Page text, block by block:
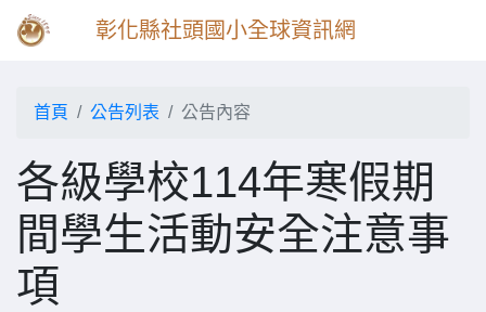
彰化縣社頭國小全球資訊網
首頁 公告列表 公告內容
各級學校114年寒假期
間學生活動安全注意事
項